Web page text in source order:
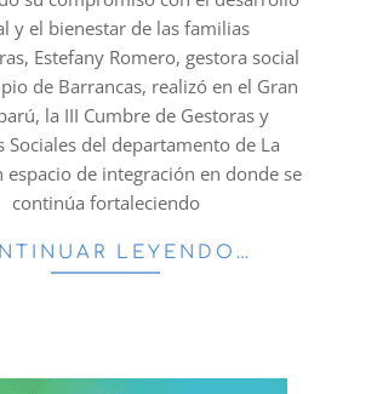
y el bienestar de las familias
Estefany Romero, gestora social
de Barrancas, realizó en el Gran
la III Cumbre de Gestoras y
Sociales del departamento de La
espacio de integración en donde se
continúa fortaleciendo
LEYENDO…